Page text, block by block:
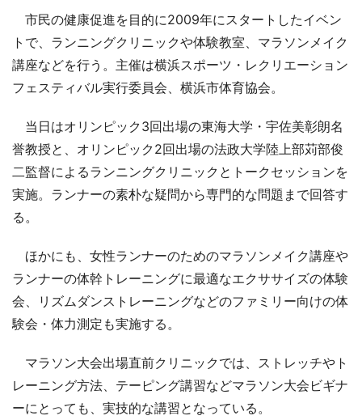
市民の健康促進を目的に2009年にスタートしたイベン
トで、ランニングクリニックや体験教室、マラソンメイク
講座などを行う。主催は横浜スポーツ・レクリエーション
フェスティバル実行委員会、横浜市体育協会。
当日はオリンピック3回出場の東海大学・宇佐美彰朗名
誉教授と、オリンピック2回出場の法政大学陸上部苅部俊
二監督によるランニングクリニックとトークセッションを
実施。ランナーの素朴な疑問から専門的な問題まで回答す
る。
ほかにも、女性ランナーのためのマラソンメイク講座や
ランナーの体幹トレーニングに最適なエクササイズの体験
会、リズムダンストレーニングなどのファミリー向けの体
験会・体力測定も実施する。
マラソン大会出場直前クリニックでは、ストレッチやト
レーニング方法、テーピング講習などマラソン大会ビギナ
ーにとっても、実技的な講習となっている。